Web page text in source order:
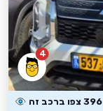
4
396 צפו ברכב זה